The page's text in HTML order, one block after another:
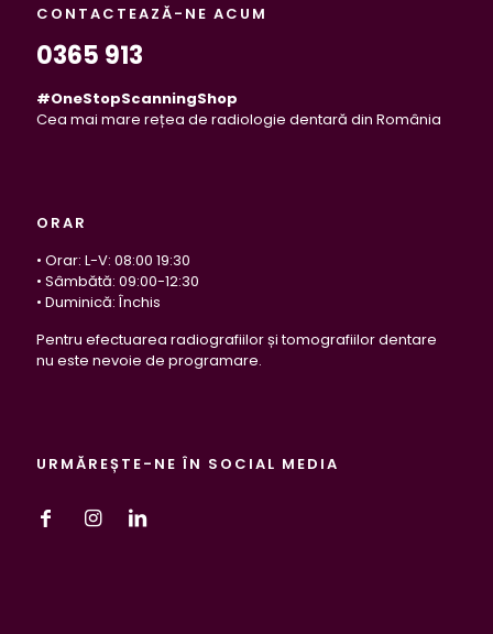
CONTACTEAZĂ-NE ACUM
0365 913
#OneStopScanningShop
Cea mai mare rețea de radiologie dentară din România
ORAR
• Orar: L-V: 08:00 19:30
• Sâmbătă: 09:00-12:30
• Duminică: Închis
Pentru efectuarea radiografiilor și tomografiilor dentare
nu este nevoie de programare.
URMĂREȘTE-NE ÎN SOCIAL MEDIA